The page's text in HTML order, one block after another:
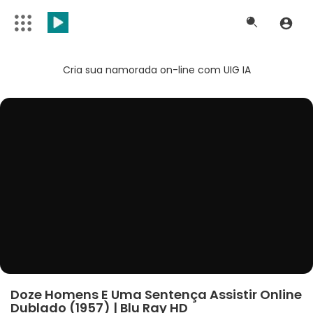
Cria sua namorada on-line com UIG IA
Doze Homens E Uma Sentença Assistir Online
Dublado (1957) | Blu Ray HD